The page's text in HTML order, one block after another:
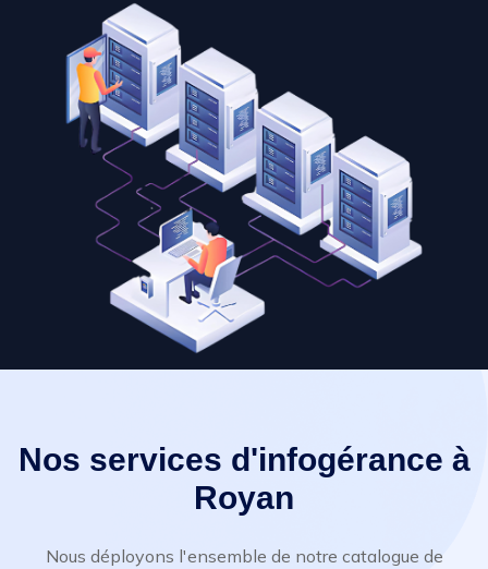
Nos services d'infogérance à
Royan
Nous déployons l'ensemble de notre catalogue de